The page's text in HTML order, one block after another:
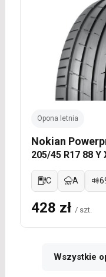
Opona letnia
Nokian
205/45 R17 88 Y
C A
428 zł / szt.
Wszystkie